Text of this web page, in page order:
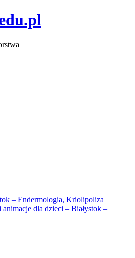
– Endermologia, Kriolipoliza
dla dzieci – Białystok –